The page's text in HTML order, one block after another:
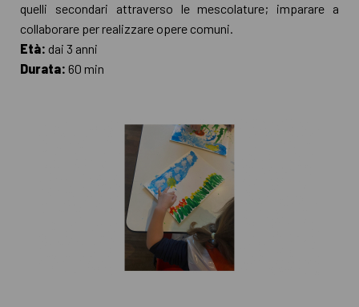
quelli secondari attraverso le mescolature; imparare a
collaborare per realizzare opere comuni.
Età: dai 3 anni
Durata: 60 min